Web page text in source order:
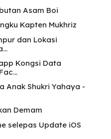
Asam Boi
Kapten Mukhriz
dan Lokasi
Kongsi Data
Anak Shukri Yahaya -
Demam
selepas Update iOS